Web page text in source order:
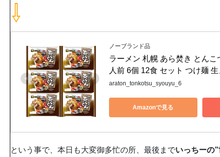
⇩
ノーブランド品
ラーメン 札幌 あら焚き とん
人前 6個 12食 セット つけ麺
araton_tonkotsu_syouyu_6
Amazonで見る
という事で、本日も大変御多忙の所、最後までいっちーの